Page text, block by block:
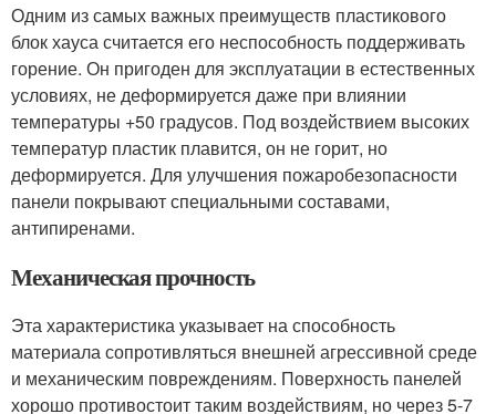
Одним из самых важных преимуществ пластикового
блок хауса считается его неспособность поддерживать
горение. Он пригоден для эксплуатации в естественных
условиях, не деформируется даже при влиянии
температуры +50 градусов. Под воздействием высоких
температур пластик плавится, он не горит, но
деформируется. Для улучшения пожаробезопасности
панели покрывают специальными составами,
антипиренами.
Механическая прочность
Эта характеристика указывает на способность
материала сопротивляться внешней агрессивной среде
и механическим повреждениям. Поверхность панелей
хорошо противостоит таким воздействиям, но через 5-7